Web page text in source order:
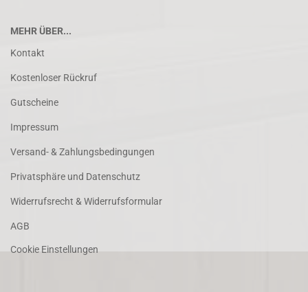
MEHR ÜBER...
Kontakt
Kostenloser Rückruf
Gutscheine
Impressum
Versand- & Zahlungsbedingungen
Privatsphäre und Datenschutz
Widerrufsrecht & Widerrufsformular
AGB
Cookie Einstellungen